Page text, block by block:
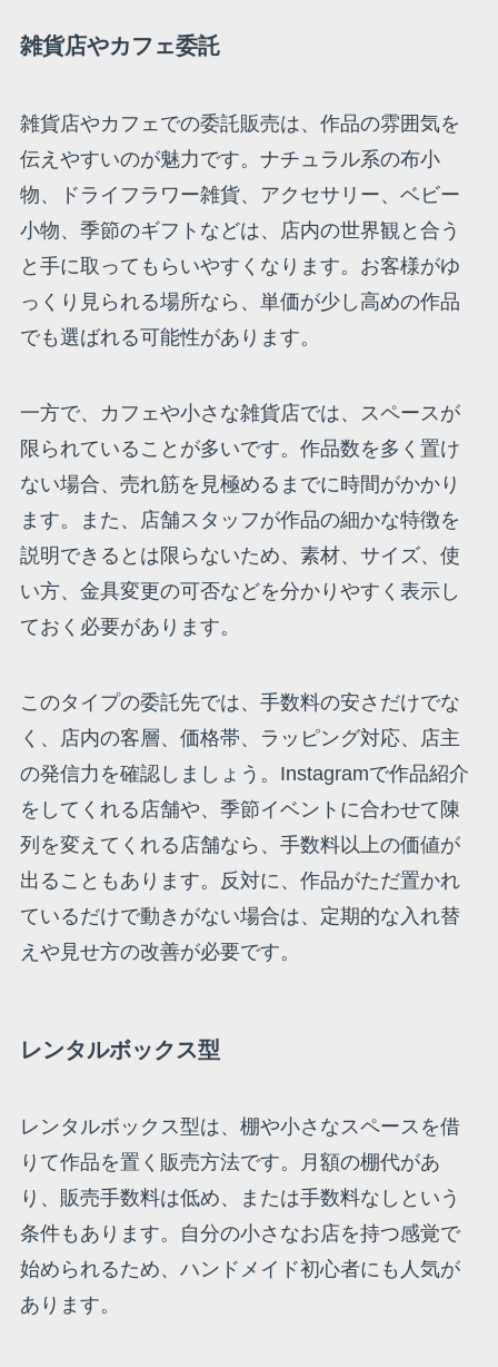
雑貨店やカフェ委託
雑貨店やカフェでの委託販売は、作品の雰囲気を
伝えやすいのが魅力です。ナチュラル系の布小
物、ドライフラワー雑貨、アクセサリー、ベビー
小物、季節のギフトなどは、店内の世界観と合う
と手に取ってもらいやすくなります。お客様がゆ
っくり見られる場所なら、単価が少し高めの作品
でも選ばれる可能性があります。
一方で、カフェや小さな雑貨店では、スペースが
限られていることが多いです。作品数を多く置け
ない場合、売れ筋を見極めるまでに時間がかかり
ます。また、店舗スタッフが作品の細かな特徴を
説明できるとは限らないため、素材、サイズ、使
い方、金具変更の可否などを分かりやすく表示し
ておく必要があります。
このタイプの委託先では、手数料の安さだけでな
く、店内の客層、価格帯、ラッピング対応、店主
の発信力を確認しましょう。Instagramで作品紹介
をしてくれる店舗や、季節イベントに合わせて陳
列を変えてくれる店舗なら、手数料以上の価値が
出ることもあります。反対に、作品がただ置かれ
ているだけで動きがない場合は、定期的な入れ替
えや見せ方の改善が必要です。
レンタルボックス型
レンタルボックス型は、棚や小さなスペースを借
りて作品を置く販売方法です。月額の棚代があ
り、販売手数料は低め、または手数料なしという
条件もあります。自分の小さなお店を持つ感覚で
始められるため、ハンドメイド初心者にも人気が
あります。